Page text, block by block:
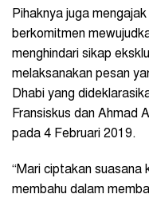
Pihaknya juga
berkomitmen
menghindari sikap
melaksanakan pesan
Dhabi yang
Fransiskus dan Ahmad
pada 4 Februari 2019.
“Mari ciptakan suasana
membahu dalam